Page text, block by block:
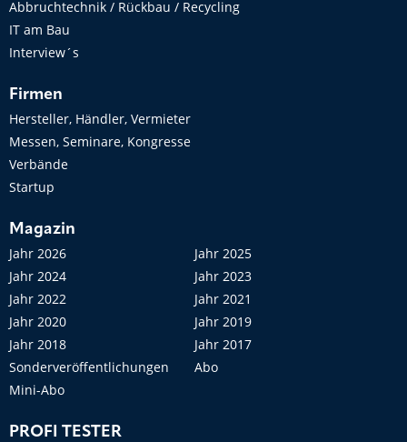
Abbruchtechnik / Rückbau / Recycling
IT am Bau
Interview´s
Firmen
Hersteller, Händler, Vermieter
Messen, Seminare, Kongresse
Verbände
Startup
Magazin
Jahr 2026
Jahr 2025
Jahr 2024
Jahr 2023
Jahr 2022
Jahr 2021
Jahr 2020
Jahr 2019
Jahr 2018
Jahr 2017
Sonderveröffentlichungen
Abo
Mini-Abo
PROFI TESTER